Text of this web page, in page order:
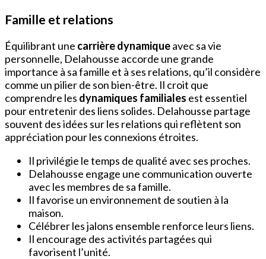
Famille et relations
Équilibrant une carrière dynamiqueavec sa vie
personnelle, Delahousse accorde une grande
importance à sa famille et à ses relations, qu’il considère
comme un pilier de son bien-être. Il croit que
comprendre les dynamiques familiales est essentiel
pour entretenir des liens solides. Delahousse partage
souvent des idées sur les relations qui reflètent son
appréciation pour les connexions étroites.
Il privilégie le temps de qualité avec ses proches.
Delahousse engage une communication ouverte
avec les membres de sa famille.
Il favorise un environnement de soutien à la
maison.
Célébrer les jalons ensemble renforce leurs liens.
Il encourage des activités partagées qui
favorisent l’unité.